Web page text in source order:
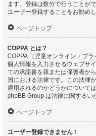
ます。登録は数分で行うことが
ユーザー登録することをお勧めし
ページトップ
COPPA とは？
COPPA （児童オンライン・プ
個人情報を入力させるウェブサ
ての承諾書を親または保護者か
国における法律です。この法律
適用されるのかどうかについて
phpBB Group は法律に関するい
ページトップ
ユーザー登録できません！